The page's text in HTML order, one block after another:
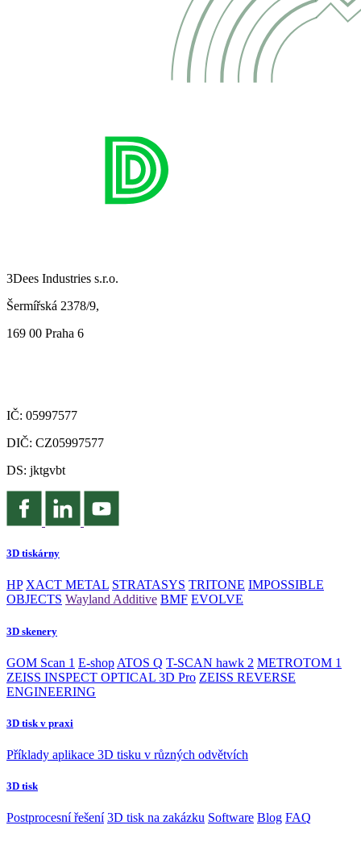
3Dees Industries s.r.o.
Šermířská 2378/9,
169 00 Praha 6
IČ: 05997577
DIČ: CZ05997577
DS: jktgvbt
3D tiskárny
HP XACT METAL STRATASYS TRITONE IMPOSSIBLE
OBJECTS Wayland Additive BMF EVOLVE
3D skenery
GOM Scan 1 E-shop ATOS Q T-SCAN hawk 2 METROTOM 1
ZEISS INSPECT OPTICAL 3D Pro ZEISS REVERSE
ENGINEERING
3D tisk v praxi
Příklady aplikace 3D tisku v různých odvětvích
3D tisk
Postprocesní řešení 3D tisk na zakázku Software Blog FAQ